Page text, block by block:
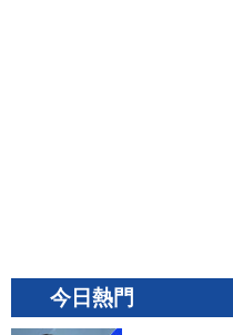
今日熱門